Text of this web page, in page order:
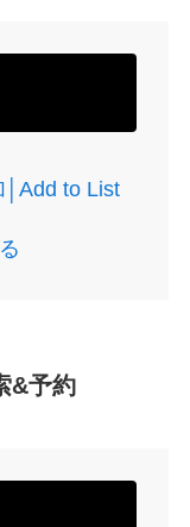
│Add to List
&予約